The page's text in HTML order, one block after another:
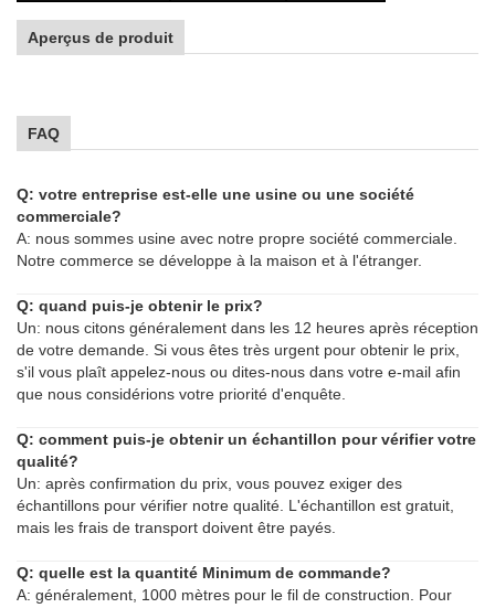
Aperçus de produit
FAQ
Q: votre entreprise est-elle une usine ou une société
commerciale?
A: nous sommes usine avec notre propre société commerciale.
Notre commerce se développe à la maison et à l'étranger.
Q: quand puis-je obtenir le prix?
Un: nous citons généralement dans les 12 heures après réception
de votre demande. Si vous êtes très urgent pour obtenir le prix,
s'il vous plaît appelez-nous ou dites-nous dans votre e-mail afin
que nous considérions votre priorité d'enquête.
Q: comment puis-je obtenir un échantillon pour vérifier votre
qualité?
Un: après confirmation du prix, vous pouvez exiger des
échantillons pour vérifier notre qualité. L'échantillon est gratuit,
mais les frais de transport doivent être payés.
Q: quelle est la quantité Minimum de commande?
A: généralement, 1000 mètres pour le fil de construction. Pour